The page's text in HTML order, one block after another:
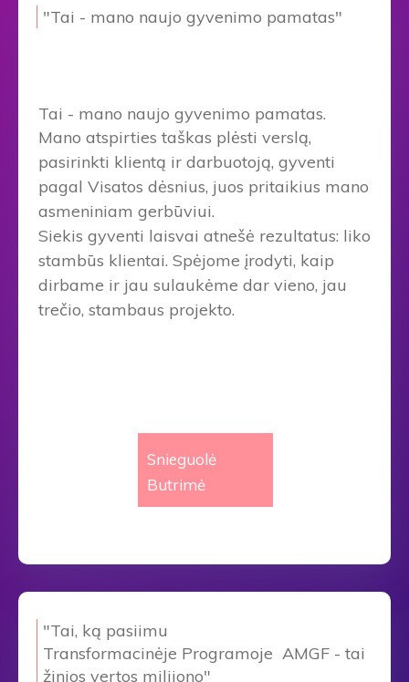
"Tai - mano naujo gyvenimo pamatas"
Tai - mano naujo gyvenimo pamatas.
Mano atspirties taškas plėsti verslą,
pasirinkti klientą ir darbuotoją, gyventi
pagal Visatos dėsnius, juos pritaikius mano
asmeniniam gerbūviui.
Siekis gyventi laisvai atnešė rezultatus: liko
stambūs klientai. Spėjome įrodyti, kaip
dirbame ir jau sulaukėme dar vieno, jau
trečio, stambaus projekto.
Snieguolė
Butrimė
"Tai, ką pasiimu
Transformacinėje Programoje AMGF - tai
žinios vertos milijono"